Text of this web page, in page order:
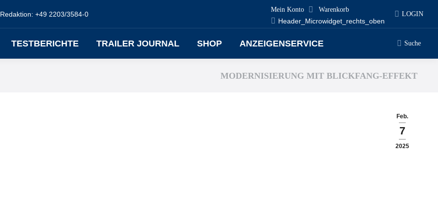
Redaktion: +49 2203/3584-0
Mein Konto Warenkorb
Header_Microwidget_rechts_oben
LOGIN
TESTBERICHTE TRAILER JOURNAL SHOP ANZEIGENSERVICE Search:
Suche
MODERNISIERUNG MIT BLICKFANG-EFFEKT
Feb.
7
2025